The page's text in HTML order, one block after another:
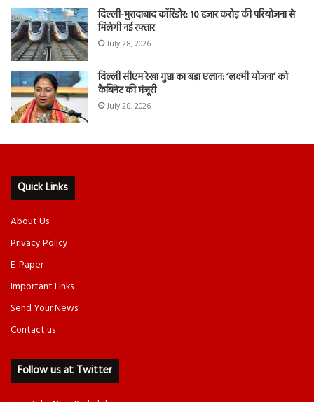
दिल्ली-मुरादाबाद कॉरिडोर: 10 हजार करोड़ की परियोजना से
मिलेगी नई रफ्तार
July 28, 2026
दिल्ली सीएम रेखा गुप्ता का बड़ा एलान: ‘लक्ष्मी योजना’ को
कैबिनेट की मंजूरी
July 28, 2026
Quick Links
About Us
Privacy Policy
E-Paper
Important Links
Send Your News
Contact us
Follow us at Twitter